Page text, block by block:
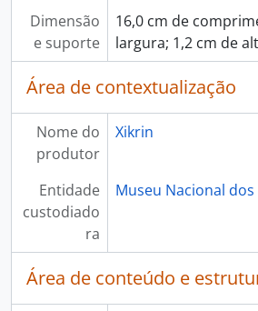
Dimensão
e suporte
16,0 cm de
largura; 1,2 cm de
Área de contextualização
Nome do
produtor
Xikrin
Entidade
custodiado
ra
Museu Nacional
Área de conteúdo e